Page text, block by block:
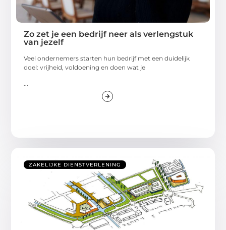
Zo zet je een bedrijf neer als verlengstuk
van jezelf
Veel ondernemers starten hun bedrijf met een duidelijk
doel: vrijheid, voldoening en doen wat je
...
ZAKELIJKE DIENSTVERLENING